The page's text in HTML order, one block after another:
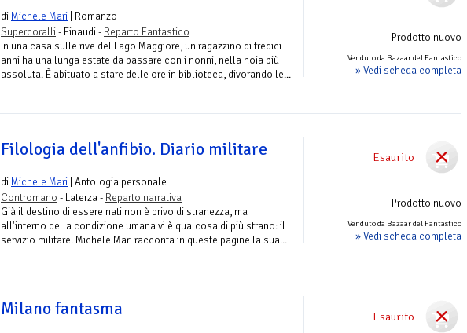
Prodotto nuovo
Venduto da Bazaar del Fantastico
» Vedi scheda completa
di Michele Mari | Romanzo
Supercoralli - Einaudi - Reparto Fantastico
In una casa sulle rive del Lago Maggiore, un ragazzino di tredici
anni ha una lunga estate da passare con i nonni, nella noia più
assoluta. È abituato a stare delle ore in biblioteca, divorando le...
Esaurito
Prodotto nuovo
Venduto da Bazaar del Fantastico
» Vedi scheda completa
Filologia dell'anfibio. Diario militare
di Michele Mari | Antologia personale
Contromano - Laterza - Reparto narrativa
Già il destino di essere nati non è privo di stranezza, ma
all'interno della condizione umana vi è qualcosa di più strano: il
servizio militare. Michele Mari racconta in queste pagine la sua...
Esaurito
Milano fantasma